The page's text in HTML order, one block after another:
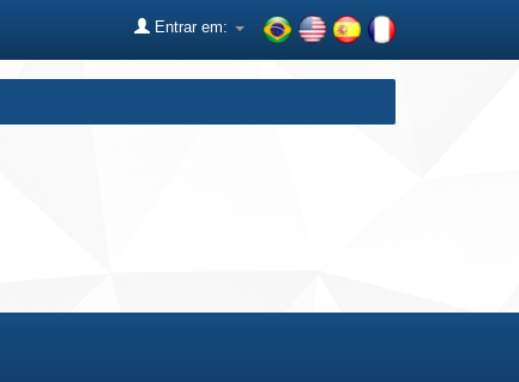
Entrar em: